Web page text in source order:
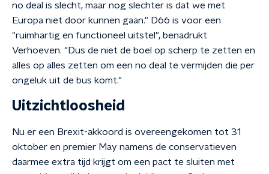
no deal is slecht, maar nog slechter is dat we met
Europa niet door kunnen gaan." D66 is voor een
"ruimhartig en functioneel uitstel", benadrukt
Verhoeven. "Dus de niet de boel op scherp te zetten en
alles op alles zetten om een no deal te vermijden die per
ongeluk uit de bus komt."
Uitzichtloosheid
Nu er een Brexit-akkoord is overeengekomen tot 31
oktober en premier May namens de conservatieven
daarmee extra tijd krijgt om een pact te sluiten met